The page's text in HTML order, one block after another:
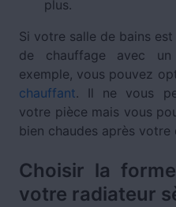
plus.
Si votre salle de bains est
de chauffage avec
exemple, vous pouvez
chauffant. Il ne vous
votre pièce mais vous
bien chaudes après votre
Choisir la
votre radiateur